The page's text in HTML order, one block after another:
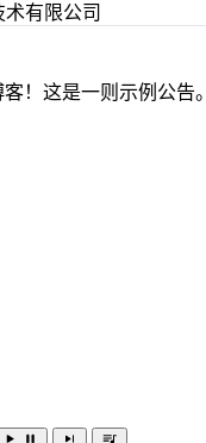
有限公司
！这是一则示例公告。